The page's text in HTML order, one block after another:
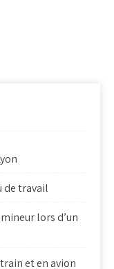
de travail
lors d’un
et en avion